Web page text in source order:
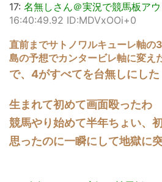
17: 名無しさん＠実況で競馬板アウ
16:40:49.92 ID:MDVxOOi+0
直前までサトノワルキューレ軸の
島の予想でカンタービレ軸に変え
で、4がすべてを台無しにした
生まれて初めて画面殴ったわ
競馬やり始めて半年ちょい、
思ったのに一瞬にして地獄に